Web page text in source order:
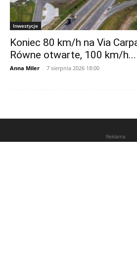
Inwestycje
Koniec 80 km/h na Via
Równe otwarte, 100 km/h...
Anna Miler - 7 sierpnia 2026 18:00
Reklama